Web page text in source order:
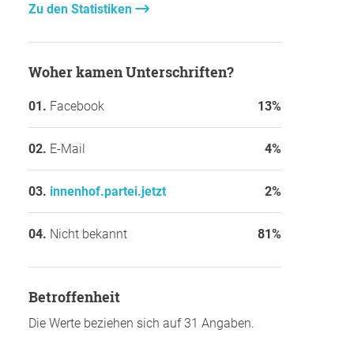
Zu den Statistiken
Woher kamen Unterschriften?
Facebook 13%
E-Mail 4%
innenhof.partei.jetzt 2%
Nicht bekannt 81%
Betroffenheit
Die Werte beziehen sich auf 31 Angaben.